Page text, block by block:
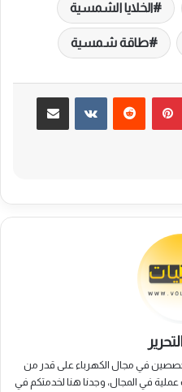
الخلايا الشمسية
طاقة شمسية
مشاركة عبر البريد
في مجال الكهرباء على قدر من
في المجال، وجدنا هنا لخدمتكم في